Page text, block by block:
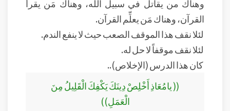
وهناك من يقاتل في سبيل الله، وهناك مَن يقرأ
القرآن، وهناك مَن يعلِّم القرآن.
لئلا نقف هذا الموقف الصعب حيث لا ينفع الندم.
لئلا نقف موقفاً لا حل له.
كان هذا الدرس (الإخلاص)..
(( يامُعَاذِ أَخْلِصْ دِينَكَ يَكْفِكَ الْقَلِيلُ مِنَ
الْعَمَلِ))